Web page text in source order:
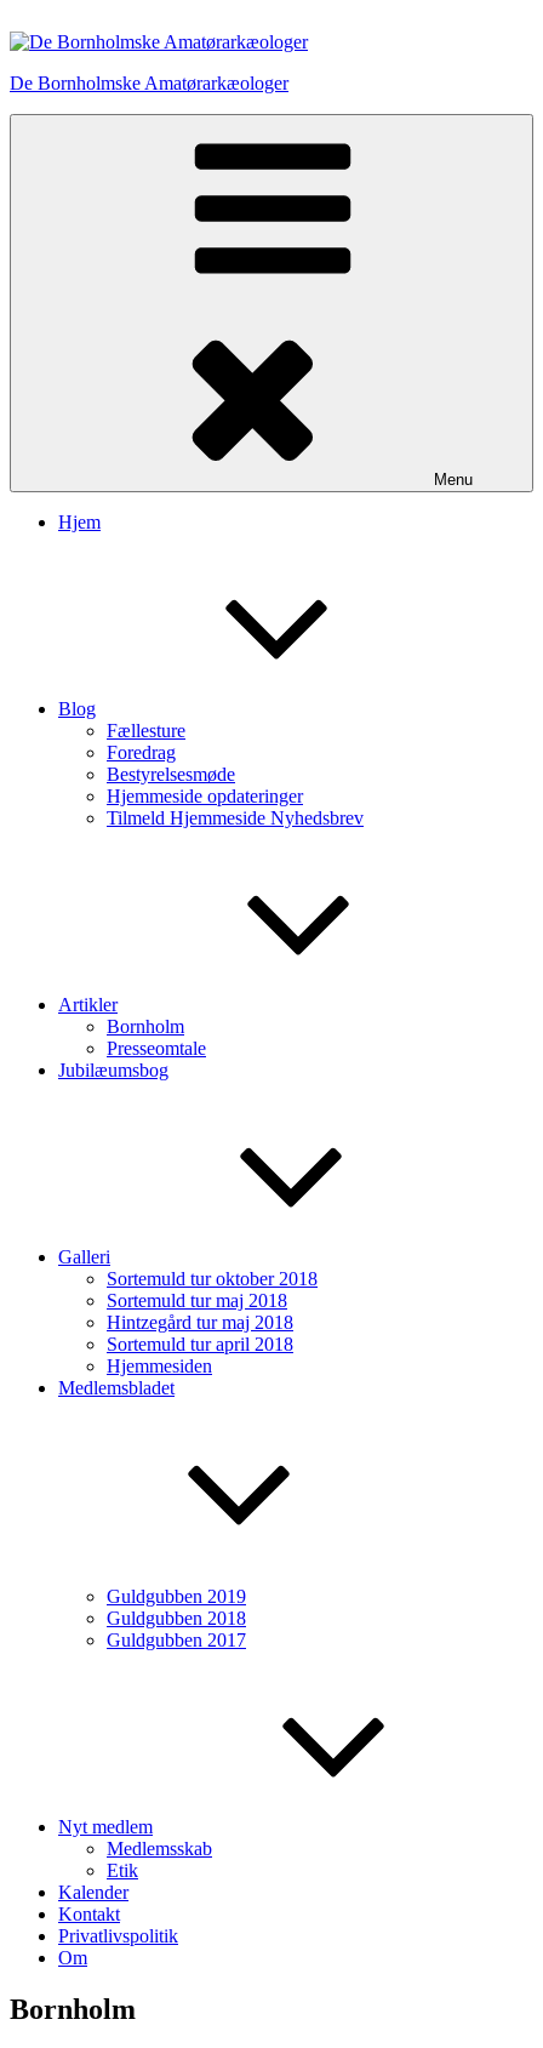
til
De Bornholmske Amatørarkæologer
Menu
Hjem
Blog
Fællesture
Foredrag
Bestyrelsesmøde
Hjemmeside opdateringer
Tilmeld Hjemmeside Nyhedsbrev
Artikler
Bornholm
Presseomtale
Jubilæumsbog
Galleri
Sortemuld tur oktober 2018
Sortemuld tur maj 2018
Hintzegård tur maj 2018
Sortemuld tur april 2018
Hjemmesiden
Medlemsbladet
Guldgubben 2019
Guldgubben 2018
Guldgubben 2017
Nyt medlem
Medlemsskab
Etik
Kalender
Kontakt
Privatlivspolitik
Om
Bornholm